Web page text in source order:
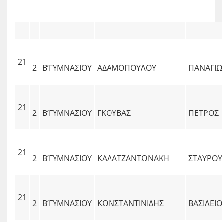
21
2 Β’ΓΥΜΝΑΣΙΟΥ ΑΔΑΜΟΠΟΥΛΟΥ
21
2 Β’ΓΥΜΝΑΣΙΟΥ ΓΚΟΥΒΑΣ ΠΕΤΡΟΣ
21
2 Β’ΓΥΜΝΑΣΙΟΥ ΚΑΛΑΤΖΑΝΤΩΝΑΚΗ
21
2 Β’ΓΥΜΝΑΣΙΟΥ ΚΩΝΣΤΑΝΤΙΝΙΔΗΣ